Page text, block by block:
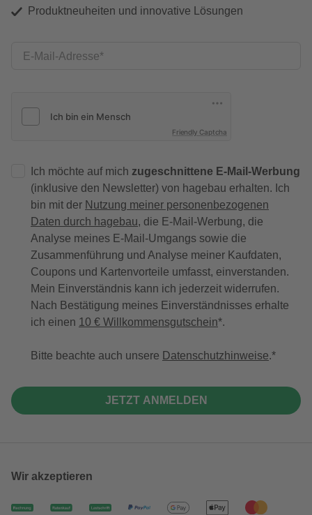
Produktneuheiten und innovative Lösungen
E-Mail-Adresse
Friendly Captcha
Ich möchte auf mich zugeschnittene E-Mail-Werbung
(inklusive den Newsletter) von hagebau erhalten. Ich
bin mit der Nutzung meiner personenbezogenen
Daten durch hagebau, die E-Mail-Werbung, die
Analyse meines E-Mail-Umgangs sowie die
Zusammenführung und Analyse meiner Kaufdaten,
Coupons und Kartenvorteile umfasst, einverstanden.
Mein Einverständnis kann ich jederzeit widerrufen.
Nach Bestätigung meines Einverständnisses erhalte
ich einen 10 € Willkommensgutschein*.
Bitte beachte auch unsere Datenschutzhinweise.
JETZT ANMELDEN
Wir akzeptieren